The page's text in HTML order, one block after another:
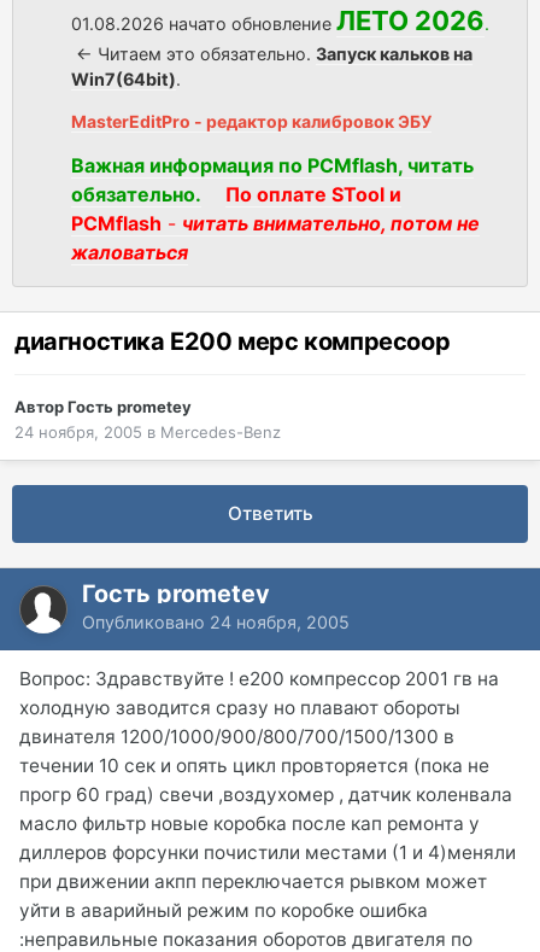
01.08.2026 начато обновление ЛЕТО 2026.
<- Читаем это обязательно. Запуск кальков на
Win7(64bit).
MasterEditPro - редактор калибровок ЭБУ
Важная информация по PCMflash, читать
обязательно.
По оплате STool и
PCMflash - читать внимательно, потом не
жаловаться
диагностика E200 мерс компресоор
Автор Гость prometey
24 ноября, 2005 в Mercedes-Benz
Ответить
Гость prometey
Опубликовано 24 ноября, 2005
Вопрос: Здравствуйте ! е200 компрессор 2001 гв на
холодную заводится сразу но плавают обороты
двинателя 1200/1000/900/800/700/1500/1300 в
течении 10 сек и опять цикл провторяется (пока не
прогр 60 град) свечи ,воздухомер , датчик коленвала
масло фильтр новые коробка после кап ремонта у
диллеров форсунки почистили местами (1 и 4)меняли
при движении акпп переключается рывком может
уйти в аварийный режим по коробке ошибка
:неправильные показания оборотов двигателя по